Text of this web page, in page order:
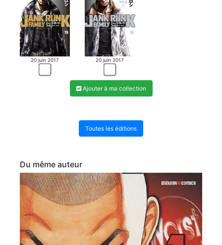
20 juin 2017 20 juin 2017
Ajouter à ma collection
Toutes les éditions
Du même auteur